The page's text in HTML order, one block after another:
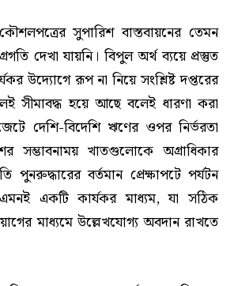
সুপারিশ বাস্তবায়নের তেমন
দেখা যায়নি। বিপুল অর্থ ব্যয়ে প্রস্তুত
উদ্যোগে রূপ না নিয়ে সংশ্লিষ্ট দপ্তরের
সীমাবদ্ধ হয়ে আছে বলেই ধারণা করা
দেশি-বিদেশি ঋণের ওপর নির্ভরতা
সম্ভাবনাময় খাতগুলোকে অগ্রাধিকার
পুনরুদ্ধারের বর্তমান প্রেক্ষাপটে পর্যটন
একটি কার্যকর মাধ্যম, যা সঠিক
মাধ্যমে উল্লেখযোগ্য অবদান রাখতে